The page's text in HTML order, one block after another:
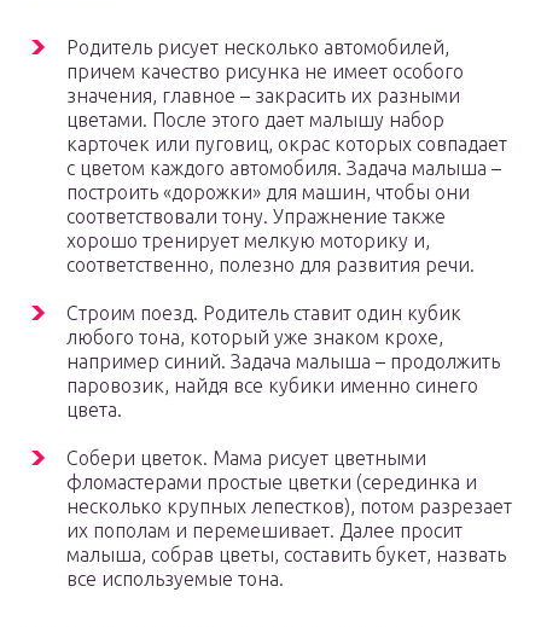
Родитель рисует несколько автомобилей,
причем качество рисунка не имеет особого
значения, главное – закрасить их разными
цветами. После этого дает малышу набор
карточек или пуговиц, окрас которых совпадает
с цветом каждого автомобиля. Задача малыша –
построить «дорожки» для машин, чтобы они
соответствовали тону. Упражнение также
хорошо тренирует мелкую моторику и,
соответственно, полезно для развития речи.
Строим поезд. Родитель ставит один кубик
любого тона, который уже знаком крохе,
например синий. Задача малыша – продолжить
паровозик, найдя все кубики именно синего
цвета.
Собери цветок. Мама рисует цветными
фломастерами простые цветки (серединка и
несколько крупных лепестков), потом разрезает
их пополам и перемешивает. Далее просит
малыша, собрав цветы, составить букет, назвать
все используемые тона.